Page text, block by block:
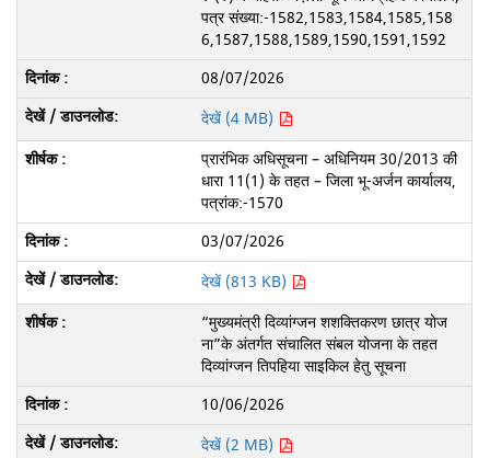
पत्र संख्या:-1582,1583,1584,1585,158
6,1587,1588,1589,1590,1591,1592
08/07/2026
देखें (4 MB)
प्रारंभिक अधिसूचना – अधिनियम 30/2013 की
धारा 11(1) के तहत – जिला भू-अर्जन कार्यालय,
पत्रांक:-1570
03/07/2026
देखें (813 KB)
“मुख्यमंत्री दिव्यांग्जन शशक्तिकरण छात्र योज
ना”के अंतर्गत संचालित संबल योजना के तहत
दिव्यांग्जन तिपहिया साइकिल हेतु सूचना
10/06/2026
देखें (2 MB)